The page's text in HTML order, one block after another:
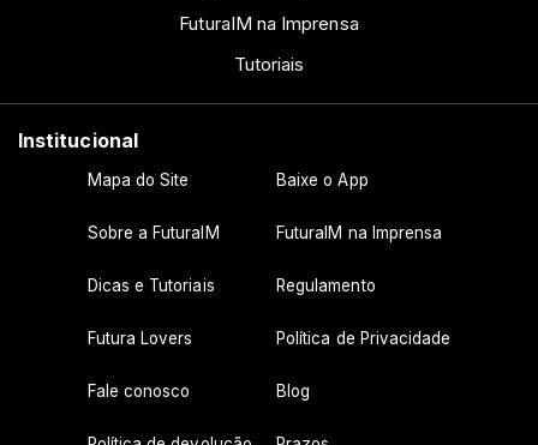
FuturaIM na Imprensa
Tutoriais
Institucional
Mapa do Site Baixe o App
Sobre a FuturaIM FuturaIM na Imprensa
Dicas e Tutoriais Regulamento
Futura Lovers Política de Privacidade
Fale conosco Blog